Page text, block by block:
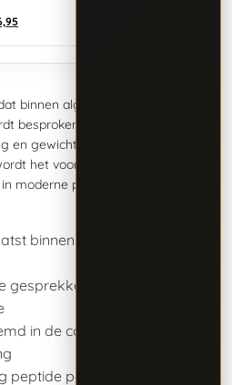
binnen algemene
besproken in relatie tot
en gewichtsbeheersing. Binnen de
het vooral genoemd door
moderne peptideproducten en
binnen de categorie
gesprekken over verzadiging
in de context van
peptide per vial